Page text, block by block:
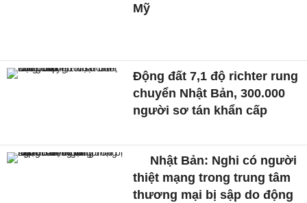
Mỹ
Động đất 7,1 độ richter rung
chuyển Nhật Bản, 300.000
người sơ tán khẩn cấp
Nhật Bản: Nghi có người
thiệt mạng trong trung tâm
thương mại bị sập do động